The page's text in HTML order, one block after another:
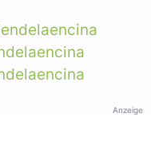
Anzeige